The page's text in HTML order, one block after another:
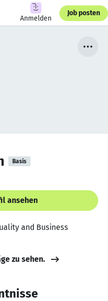
Anmelden
Job posten
Basis
ansehen
and Business
zu sehen.